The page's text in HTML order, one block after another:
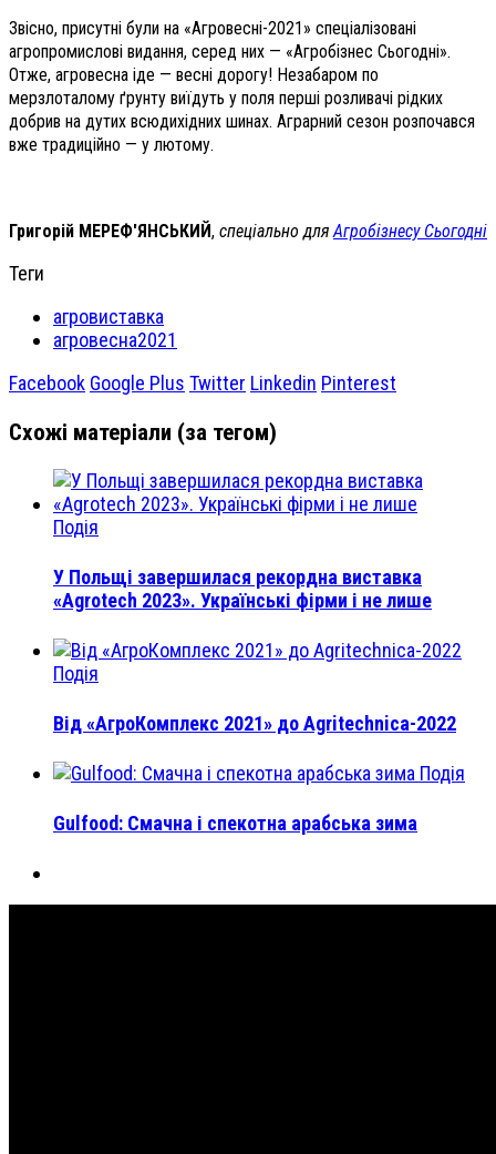
Звісно, присутні були на «Агровесні-2021» спеціалізовані
агропромислові видання, серед них — «Агробізнес Сьогодні».
Отже, агровесна іде — весні дорогу! Незабаром по
мерзлоталому ґрунту виїдуть у поля перші розливачі рідких
добрив на дутих всюдихідних шинах. Аграрний сезон розпочався
вже традиційно — у лютому.
Григорій МЕРЕФ'ЯНСЬКИЙ, спеціально дляАгробізнесу Сьогодні
Теги
агровиставка
агровесна2021
Facebook Google Plus Twitter Linkedin Pinterest
Схожі матеріали (за тегом)
Подія
У Польщі завершилася рекордна виставка
«Agrotech 2023». Українські фірми і не лише
Подія
Від «АгроКомплекс 2021» до Agritechnica-2022
Подія
Gulfood: Смачна і спекотна арабська зима